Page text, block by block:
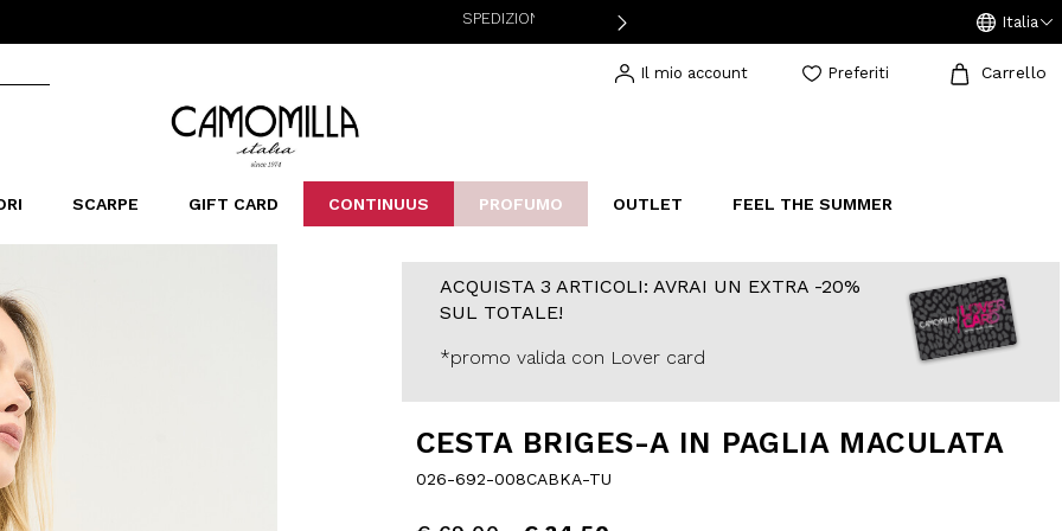
SPEDIZIONE GRATUITA DOMENICA E LUNEDI Italia
Il mio account Preferiti Carrello
Camomilla Italia®
SCARPE GIFT CARD CONTINUUS PROFUMO OUTLET FEEL THE SUMMER
ACQUISTA 3 ARTICOLI: AVRAI UN EXTRA -20%
SUL TOTALE!
*promo valida con Lover card
CESTA BRIGES-A IN PAGLIA MACULATA
026-692-008CABKA-TU